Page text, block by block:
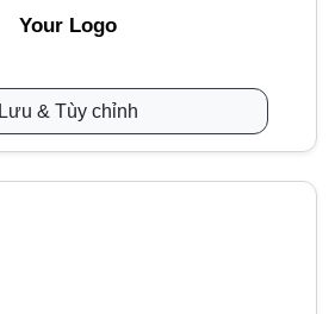
Your Logo
Lưu & Tùy chỉnh